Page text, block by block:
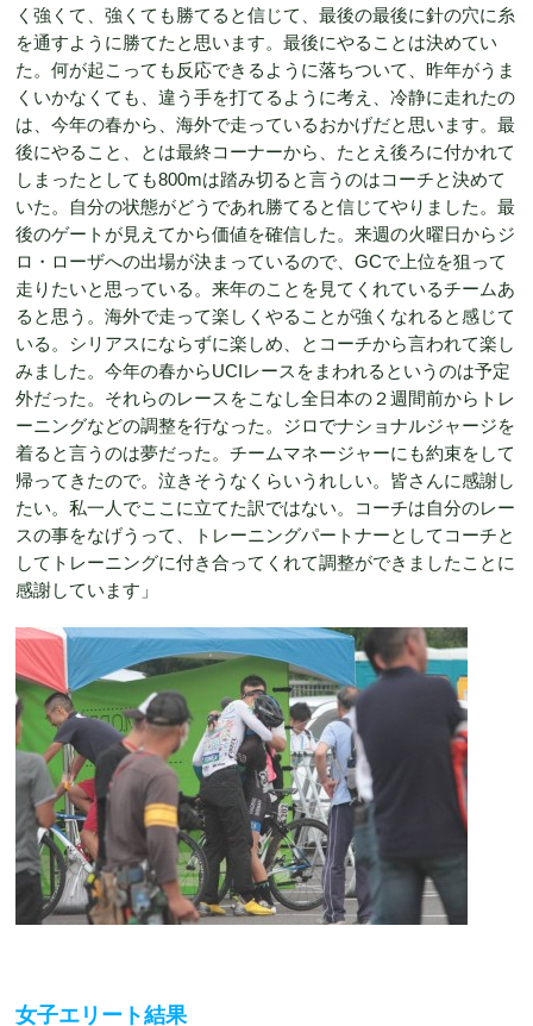
く強くて、強くても勝てると信じて、最後の最後に針の穴に糸
を通すように勝てたと思います。最後にやることは決めてい
た。何が起こっても反応できるように落ちついて、昨年がうま
くいかなくても、違う手を打てるように考え、冷静に走れたの
は、今年の春から、海外で走っているおかげだと思います。最
後にやること、とは最終コーナーから、たとえ後ろに付かれて
しまったとしても800mは踏み切ると言うのはコーチと決めて
いた。自分の状態がどうであれ勝てると信じてやりました。最
後のゲートが見えてから価値を確信した。来週の火曜日からジ
ロ・ローザへの出場が決まっているので、GCで上位を狙って
走りたいと思っている。来年のことを見てくれているチームあ
ると思う。海外で走って楽しくやることが強くなれると感じて
いる。シリアスにならずに楽しめ、とコーチから言われて楽し
みました。今年の春からUCIレースをまわれるというのは予定
外だった。それらのレースをこなし全日本の２週間前からトレ
ーニングなどの調整を行なった。ジロでナショナルジャージを
着ると言うのは夢だった。チームマネージャーにも約束をして
帰ってきたので。泣きそうなくらいうれしい。皆さんに感謝し
たい。私一人でここに立てた訳ではない。コーチは自分のレー
スの事をなげうって、トレーニングパートナーとしてコーチと
してトレーニングに付き合ってくれて調整ができましたことに
感謝しています」
女子エリート結果